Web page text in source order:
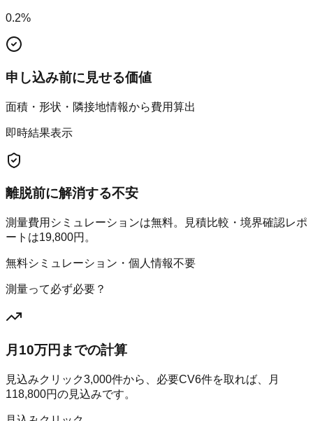
0.2%
申し込み前に見せる価値
面積・形状・隣接地情報から費用算出
即時結果表示
離脱前に解消する不安
測量費用シミュレーションは無料。見積比較・境界確認レポ
ートは19,800円。
無料シミュレーション・個人情報不要
測量って必ず必要？
月10万円までの計算
見込みクリック3,000件から、必要CV6件を取れば、月
118,800円の見込みです。